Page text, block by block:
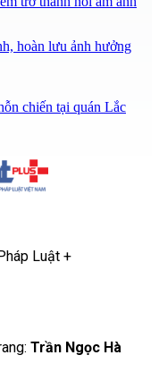
hoàn lưu ảnh hưởng
chiến tại quán Lắc
Luật +
Trần Ngọc Hà